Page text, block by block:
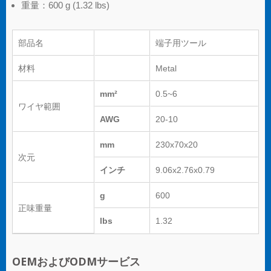
重量：600 g (1.32 lbs)
部品名 端子用ツール
材料 Metal
ワイヤ範囲
mm² 0.5~6
AWG 20-10
次元
mm 230x70x20
インチ 9.06x2.76x0.79
正味重量
g 600
lbs 1.32
OEMおよびODMサービス